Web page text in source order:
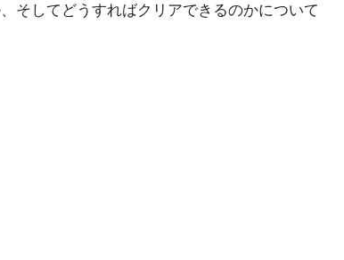
そしてどうすればクリアできるのかについて